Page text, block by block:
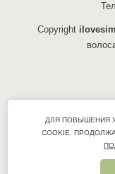
ДЛЯ ПОВЫШЕНИЯ
COOKIE.
Copyright